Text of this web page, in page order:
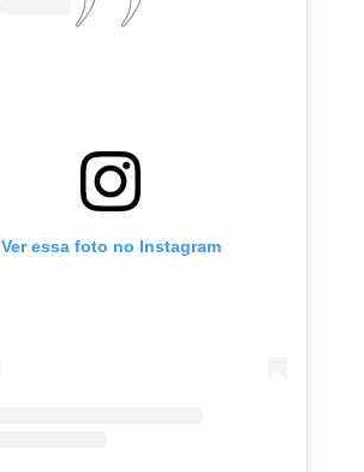
Ver essa foto no Instagram